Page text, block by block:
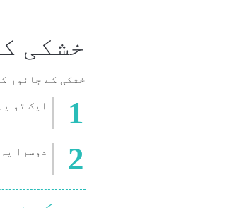
خشکی
خشکی کے جانور
ایک تو
دوسرا